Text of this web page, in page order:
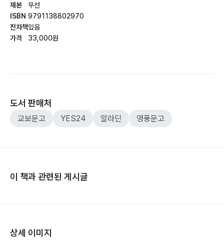
제본
ISBN
전자책
가격
무선
9791138802970
있음
33,000원
도서 판매처
교보문고 YES24 알라딘 영풍문고
이 책과 관련된 게시글
상세 이미지